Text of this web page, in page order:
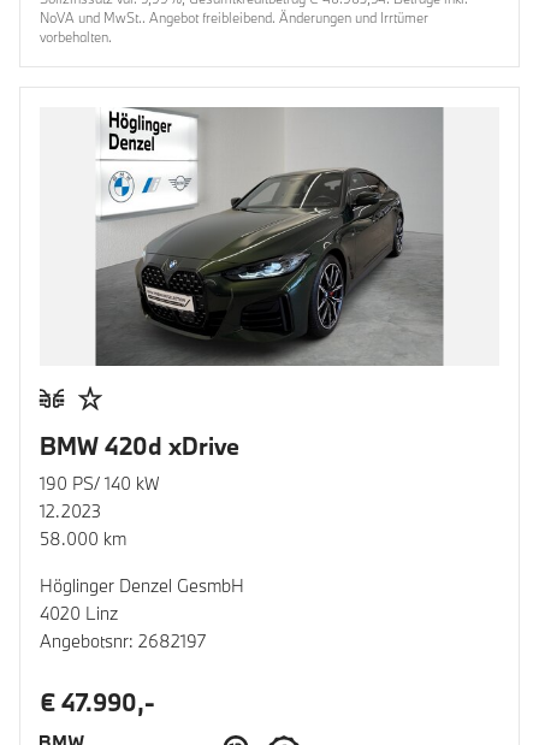
NoVA und MwSt.. Angebot freibleibend. Änderungen und Irrtümer
vorbehalten.
BMW 420d xDrive
190 PS/ 140 kW
12.2023
58.000 km
Höglinger Denzel GesmbH
4020 Linz
Angebotsnr: 2682197
€ 47.990,-